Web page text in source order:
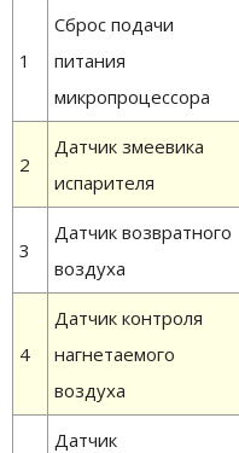
1
Сброс подачи
питания
микропроцессора
2
Датчик змеевика
испарителя
3
Датчик возвратного
воздуха
4
Датчик контроля
нагнетаемого
воздуха
Датчик